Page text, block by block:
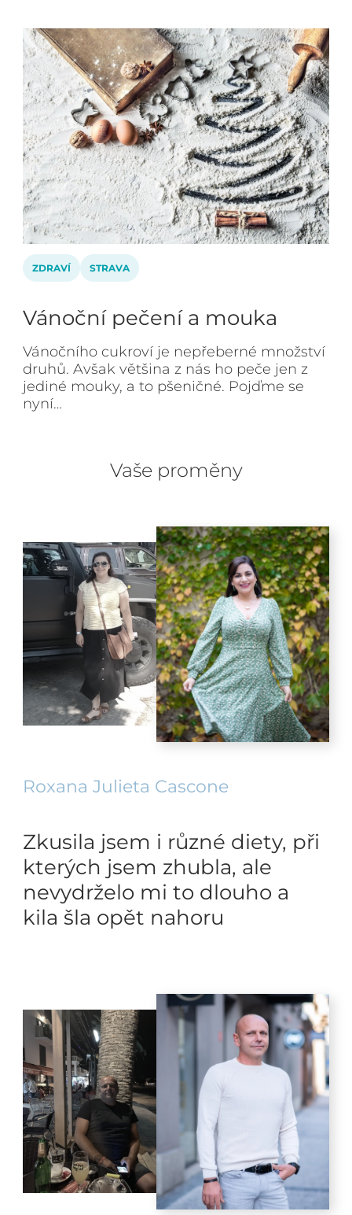
ZDRAVÍ STRAVA
Vánoční pečení a mouka
Vánočního cukroví je nepřeberné množství
druhů. Avšak většina z nás ho peče jen z
jediné mouky, a to pšeničné. Pojďme se
nyní…
Vaše proměny
Roxana Julieta Cascone
Zkusila jsem i různé diety, při
kterých jsem zhubla, ale
nevydrželo mi to dlouho a
kila šla opět nahoru